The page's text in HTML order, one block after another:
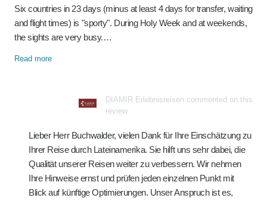
Six countries in 23 days (minus at least 4 days for transfer, waiting
and flight times) is "sporty". During Holy Week and at weekends,
the sights are very busy.…
Read more
DIAMIR Erlebnisreisen commented on this
review
Lieber Herr Buchwalder, vielen Dank für Ihre Einschätzung zu
Ihrer Reise durch Lateinamerika. Sie hilft uns sehr dabei, die
Qualität unserer Reisen weiter zu verbessern. Wir nehmen
Ihre Hinweise ernst und prüfen jeden einzelnen Punkt mit
Blick auf künftige Optimierungen. Unser Anspruch ist es,